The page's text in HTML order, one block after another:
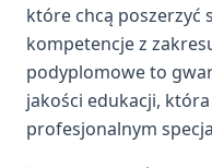
które chcą poszerzyć
kompetencje z
podyplomowe to
jakości edukacji,
profesjonalnym